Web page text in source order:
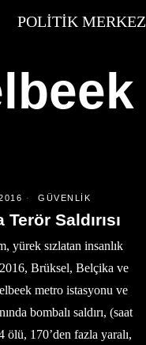
POLITIK MERKEZ
GÜVENLIK
Saldırısı
yürek sızlatan insanlık
Brüksel, Belçika ve
metro istasyonu ve
bombalı saldırı, (saat
ölü, 170’den fazla yaralı,